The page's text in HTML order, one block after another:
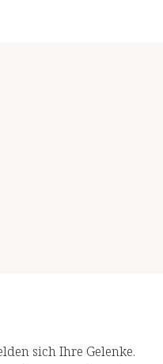
sich Ihre Gelenke.